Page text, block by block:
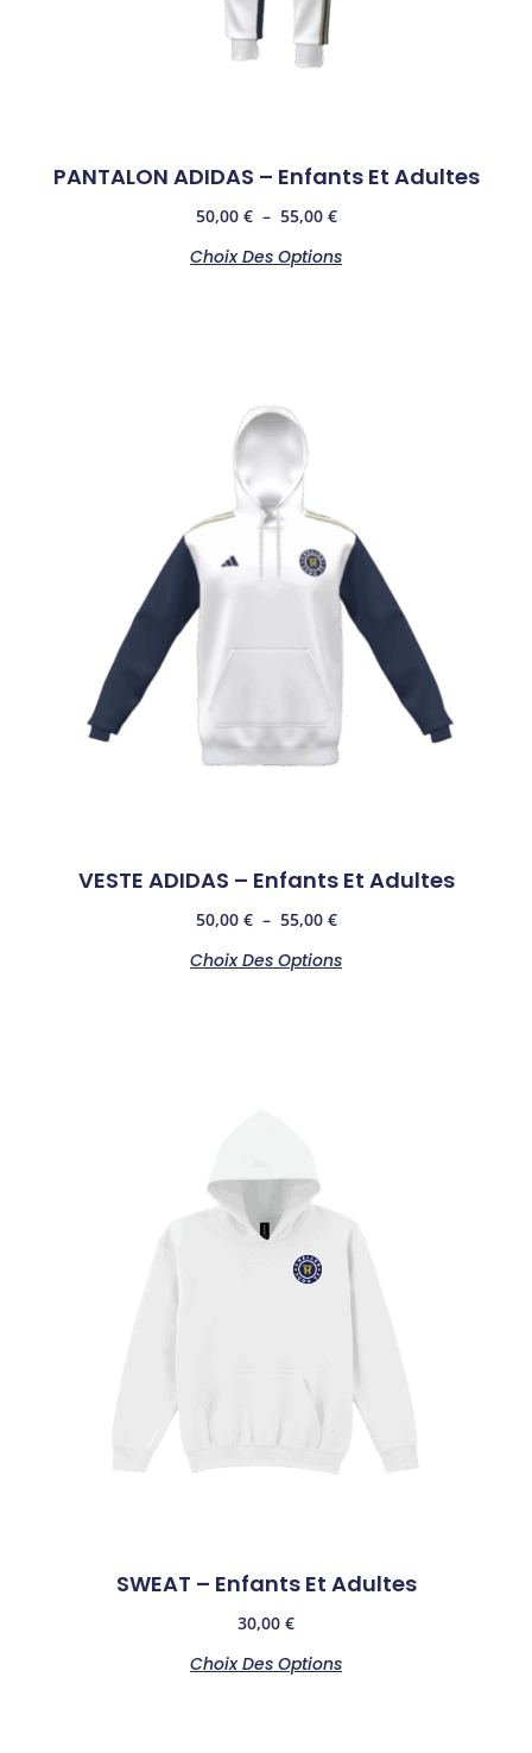
PANTALON ADIDAS – Enfants Et Adultes
50,00 € – 55,00 €
Choix Des Options
VESTE ADIDAS – Enfants Et Adultes
50,00 € – 55,00 €
Choix Des Options
SWEAT – Enfants Et Adultes
30,00 €
Choix Des Options